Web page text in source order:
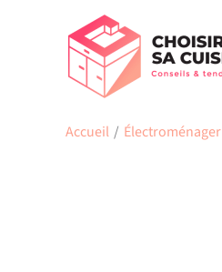
Accueil Électroménager